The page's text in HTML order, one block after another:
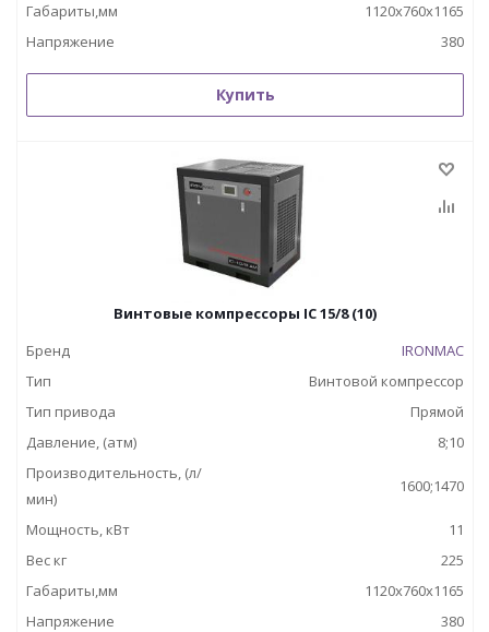
Габариты,мм
1120x760x1165
Напряжение
380
Купить
Винтовые компрессоры IC 15/8 (10)
Бренд
IRONMAC
Тип
Винтовой компрессор
Тип привода
Прямой
Давление, (атм)
8;10
Производительность, (л/
мин)
1600;1470
Мощность, кВт
11
Вес кг
225
Габариты,мм
1120x760x1165
Напряжение
380